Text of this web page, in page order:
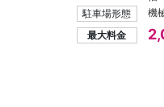
駐車場形態
機
最大料金